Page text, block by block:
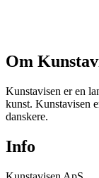
Om
Kunstavisen er en
kunst. Kunstavisen
danskere.
Info